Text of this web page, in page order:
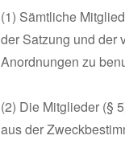
(1) Sämtliche
der Satzung und der
Anordnungen zu
(2) Die Mitglieder (§
aus der